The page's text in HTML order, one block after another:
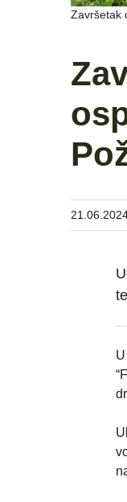
Završetak